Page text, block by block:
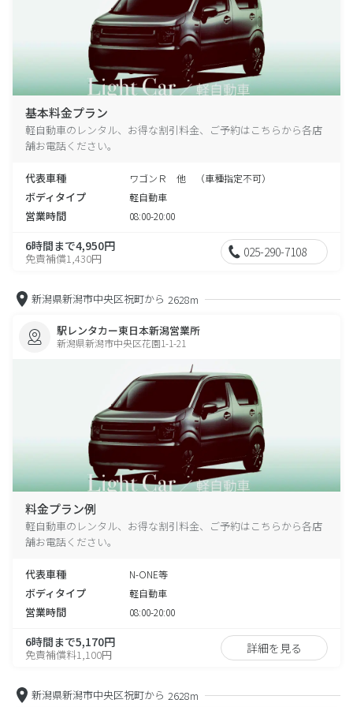
基本料金プラン
軽自動車のレンタル、お得な割引料金、ご予約はこちらから各店
舗お電話ください。
代表車種 ワゴンＲ 他 （車種指定不可）
ボディタイプ 軽自動車
営業時間 08:00-20:00
6時間まで4,950円
免責補償1,430円 025-290-7108
新潟県新潟市中央区祝町から 2628m
駅レンタカー東日本新潟営業所
新潟県新潟市中央区花園1-1-21
料金プラン例
軽自動車のレンタル、お得な割引料金、ご予約はこちらから各店
舗お電話ください。
代表車種 N-ONE等
ボディタイプ 軽自動車
営業時間 08:00-20:00
6時間まで5,170円
免責補償料1,100円 詳細を見る
新潟県新潟市中央区祝町から 2628m